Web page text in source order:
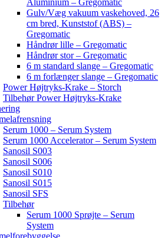
Aluminium – Gregomatic
Gulv/Væg vakuum vaskehoved, 26
cm bred, Kunststof (ABS) –
Gregomatic
Håndrør lille – Gregomatic
Håndrør stor – Gregomatic
6 m standard slange – Gregomatic
6 m forlænger slange – Gregomatic
Power Højtryks-Krake – Storch
Tilbehør Power Højtryks-Krake
Serum 1000 – Serum System
Serum 1000 Accelerator – Serum System
Sanosil S003
Sanosil S006
Sanosil S010
Sanosil S015
Sanosil SFS
Tilbehør
Serum 1000 Sprøjte – Serum
System